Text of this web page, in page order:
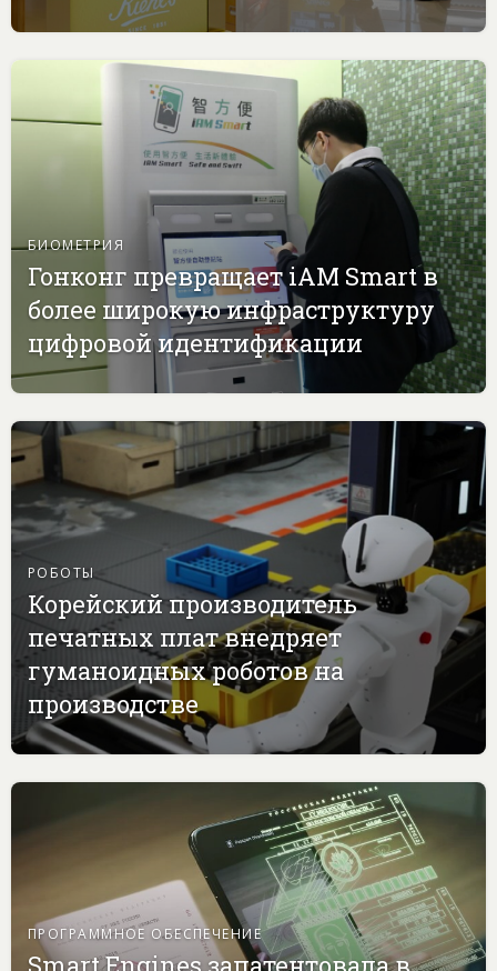
БИОМЕТРИЯ
Гонконг превращает iAM Smart в
более широкую инфраструктуру
цифровой идентификации
РОБОТЫ
Корейский производитель
печатных плат внедряет
гуманоидных роботов на
производстве
ПРОГРАММНОЕ ОБЕСПЕЧЕНИЕ